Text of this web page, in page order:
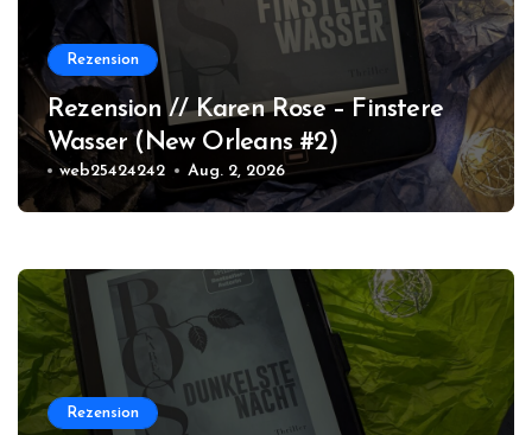
Rezension
Rezension // Karen Rose – Finstere
Wasser (New Orleans #2)
web25424242 Aug. 2, 2026
Rezension